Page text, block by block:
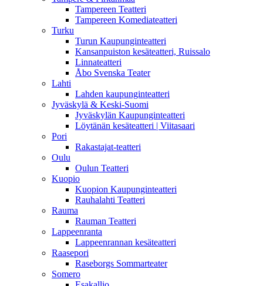
Tampereen Teatteri
Tampereen Komediateatteri
Turku
Turun Kaupunginteatteri
Kansanpuiston kesäteatteri, Ruissalo
Linnateatteri
Åbo Svenska Teater
Lahti
Lahden kaupunginteatteri
Jyväskylä & Keski-Suomi
Jyväskylän Kaupunginteatteri
Löytänän kesäteatteri | Viitasaari
Pori
Rakastajat-teatteri
Oulu
Oulun Teatteri
Kuopio
Kuopion Kaupunginteatteri
Rauhalahti Teatteri
Rauma
Rauman Teatteri
Lappeenranta
Lappeenrannan kesäteatteri
Raasepori
Raseborgs Sommarteater
Somero